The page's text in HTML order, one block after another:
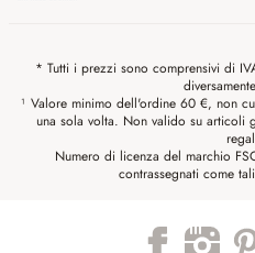
* Tutti i prezzi sono comprensivi di
¹ Valore minimo dell'ordine 60 €, non
una sola volta. Non valido su articoli
Numero di licenza del marchio
contrassegnati come